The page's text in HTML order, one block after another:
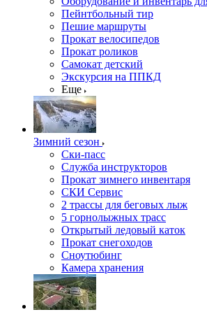
Пейнтбольный тир
Пешие маршруты
Прокат велосипедов
Прокат роликов
Самокат детский
Экскурсия на ППКД
Еще
Зимний сезон
Ски-пасс
Служба инструкторов
Прокат зимнего инвентаря
СКИ Сервис
2 трассы для беговых лыж
5 горнолыжных трасс
Открытый ледовый каток
Прокат снегоходов
Сноутюбинг
Камера хранения